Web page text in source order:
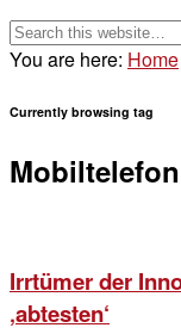
You are here: Home
Currently browsing tag
Irrtümer der
‚abtesten‘